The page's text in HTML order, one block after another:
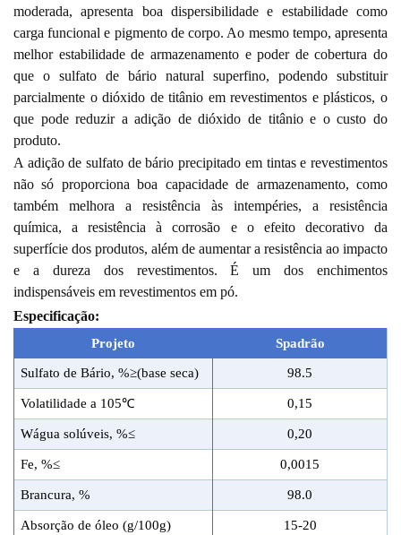
moderada, apresenta boa dispersibilidade e estabilidade como
carga funcional e pigmento de corpo. Ao mesmo tempo, apresenta
melhor estabilidade de armazenamento e poder de cobertura do
que o sulfato de bário natural superfino, podendo substituir
parcialmente o dióxido de titânio em revestimentos e plásticos, o
que pode reduzir a adição de dióxido de titânio e o custo do
produto.
A adição de sulfato de bário precipitado em tintas e revestimentos
não só proporciona boa capacidade de armazenamento, como
também melhora a resistência às intempéries, a resistência
química, a resistência à corrosão e o efeito decorativo da
superfície dos produtos, além de aumentar a resistência ao impacto
e a dureza dos revestimentos. É um dos enchimentos
indispensáveis ​​em revestimentos em pó.
Especificação:
Projeto Spadrão
Sulfato de Bário, %≥(base seca) 98.5
Volatilidade a 105℃ 0,15
Wágua solúveis,%≤ 0,20
Fe,%≤ 0,0015
Brancura,% 98.0
Absorção de óleo (g/100g) 15-20